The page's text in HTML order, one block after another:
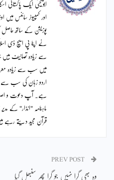
ابویحییٰ ایک
اور کمپیوٹر سائنس میں
پوزیشن کے ساتھ حاصل
نے اپنا پی ایچ ڈی
سے زیادہ تصانیف ہیں
میں سب سے زیادہ
اردو زبان کی سب سے
ہے۔ آپ دعوت و
ماہنامہ "انذار" کے
قرآن مجید دیتے رہے
وہ بھی گرا نہیں جو گرا پھر سنبھل گیا